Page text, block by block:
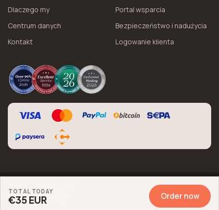
TOTAL TODAY
€35 EUR Order now
Dlaczego my
Centrum danych
Kontakt
Portal wsparcia
Bezpieczeństwo i nadużycia
Logowanie klienta
Warunki korzystania z usług
Polityka prywatności
Bug Bounty
Zgoda na pliki cookie